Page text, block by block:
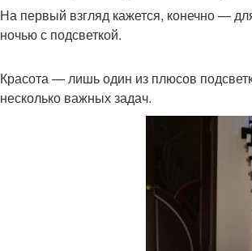
На первый взгляд кажется, конечно —
ночью с подсветкой.
Красота — лишь один из плюсов
несколько важных задач.